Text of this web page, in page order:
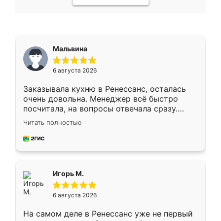
Мальвина
6 августа 2026
Заказывала кухню в Ренессанс, осталась
очень довольна. Менеджер всё быстро
посчитала, на вопросы отвечала сразу.
Замерщик приехал в субботу, подошёл к
делу со всей ответственностью. Собрали
за день, ребята работали аккуратно, даже
Читать полностью
Игорь М.
6 августа 2026
На самом деле в Ренессанс уже не первый